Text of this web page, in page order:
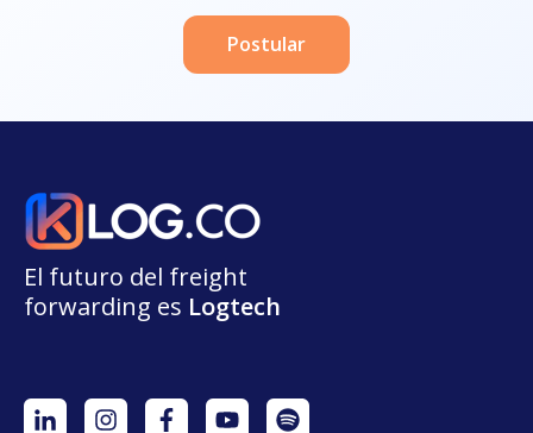
Postular
El futuro del freight
forwarding es Logtech